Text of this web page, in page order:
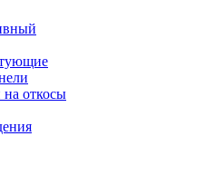
откосы